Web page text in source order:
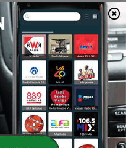
nos trae la
se unen para
de
Tram guiados